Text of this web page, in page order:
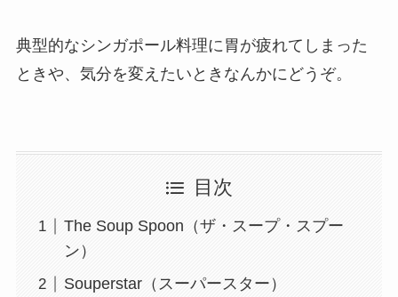
典型的なシンガポール料理に胃が疲れてしまった
ときや、気分を変えたいときなんかにどうぞ。
目次
The Soup Spoon（ザ・スープ・スプー
ン）
Souperstar（スーパースター）